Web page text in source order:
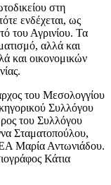
στη
ενδέχεται, ως
του Αγρινίου. Τα
αλλά και
και οικονομικών
του Μεσολογγίου
Συλλόγου
του Συλλόγου
Σταματοπούλου,
Μαρία Αντωνιάδου.
Κάτια